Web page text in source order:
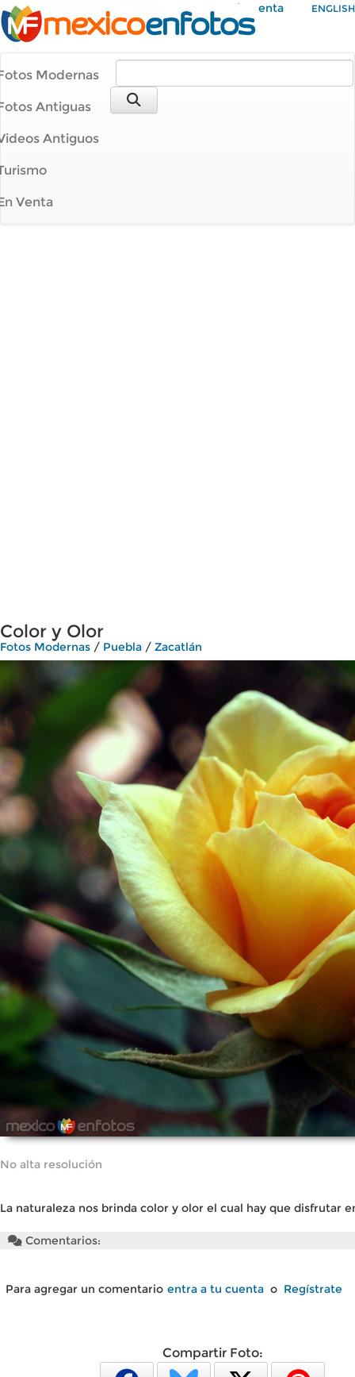
Mi Cuenta ENGLISH
Modernas
Antiguas
Antiguos
Venta
Color y Olor
Fotos Modernas / Puebla / Zacatlán
No alta resolución
La naturaleza nos brinda color y olor el cual hay que disfrutar
Comentarios:
Para agregar un comentario entra a tu cuenta o Regístrate
Compartir Foto: